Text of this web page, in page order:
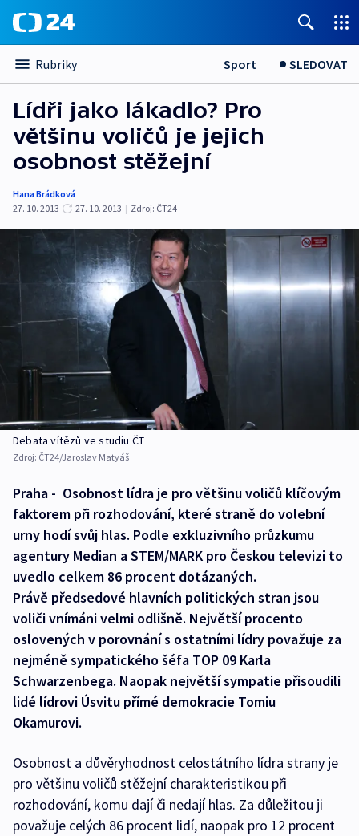
Rubriky Sport SLEDOVAT
Lídři jako lákadlo? Pro
většinu voličů je jejich
osobnost stěžejní
Hana Brádková
27. 10. 2013
27. 10. 2013 | Zdroj: ČT24
Debata vítězů ve studiu ČT
Zdroj: ČT24/Jaroslav Matyáš
Praha - Osobnost lídra je pro většinu voličů klíčovým
faktorem při rozhodování, které straně do volební
urny hodí svůj hlas. Podle exkluzivního průzkumu
agentury Median a STEM/MARK pro Českou televizi to
uvedlo celkem 86 procent dotázaných.
Právě předsedové hlavních politických stran jsou
voliči vnímáni velmi odlišně. Největší procento
oslovených v porovnání s ostatními lídry považuje za
nejméně sympatického šéfa TOP 09 Karla
Schwarzenbega. Naopak největší sympatie přisoudili
lidé lídrovi Úsvitu přímé demokracie Tomiu
Okamurovi.
Osobnost a důvěryhodnost celostátního lídra strany je
pro většinu voličů stěžejní charakteristikou při
rozhodování, komu dají či nedají hlas. Za důležitou ji
považuje celých 86 procent lidí, naopak pro 12 procent